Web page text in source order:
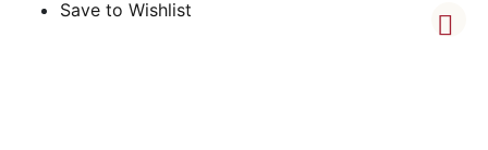
Save to Wishlist